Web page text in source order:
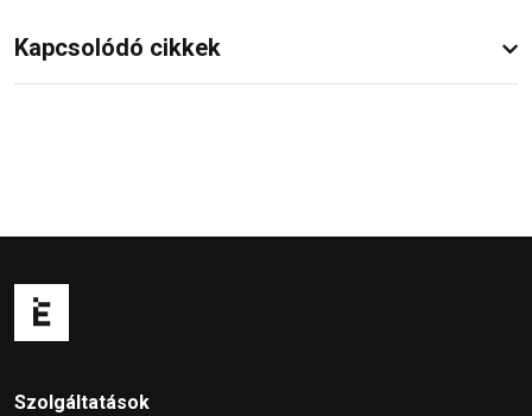
Kapcsolódó cikkek
Szolgáltatások